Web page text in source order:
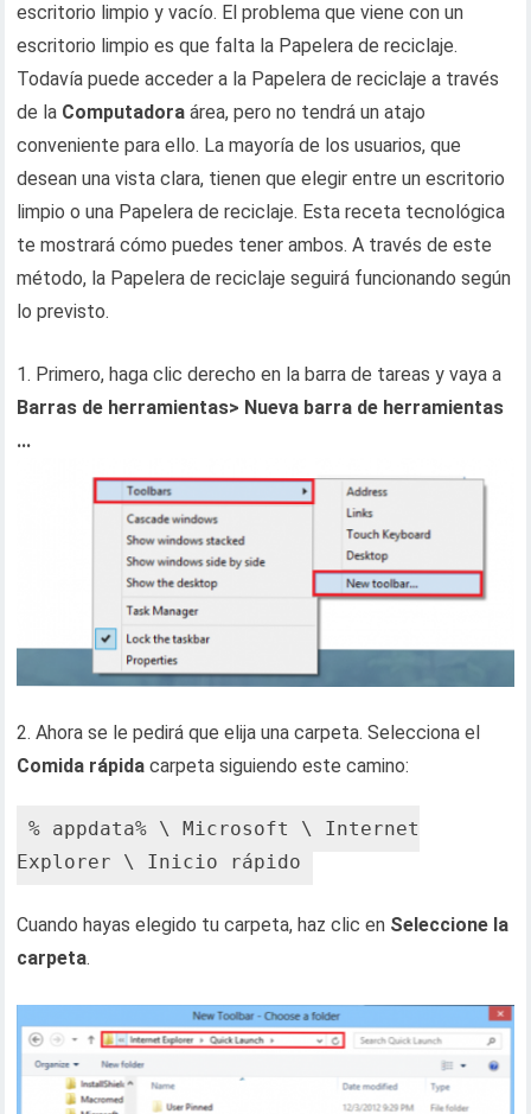
escritorio limpio y vacío. El problema que viene con un
escritorio limpio es que falta la Papelera de reciclaje.
Todavía puede acceder a la Papelera de reciclaje a través
de la Computadora área, pero no tendrá un atajo
conveniente para ello. La mayoría de los usuarios, que
desean una vista clara, tienen que elegir entre un escritorio
limpio o una Papelera de reciclaje. Esta receta tecnológica
te mostrará cómo puedes tener ambos. A través de este
método, la Papelera de reciclaje seguirá funcionando según
lo previsto.
1. Primero, haga clic derecho en la barra de tareas y vaya a
Barras de herramientas> Nueva barra de herramientas
...
2. Ahora se le pedirá que elija una carpeta. Selecciona el
Comida rápida carpeta siguiendo este camino:
% appdata% \ Microsoft \ Internet
Explorer \ Inicio rápido
Cuando hayas elegido tu carpeta, haz clic en Seleccione la
carpeta.